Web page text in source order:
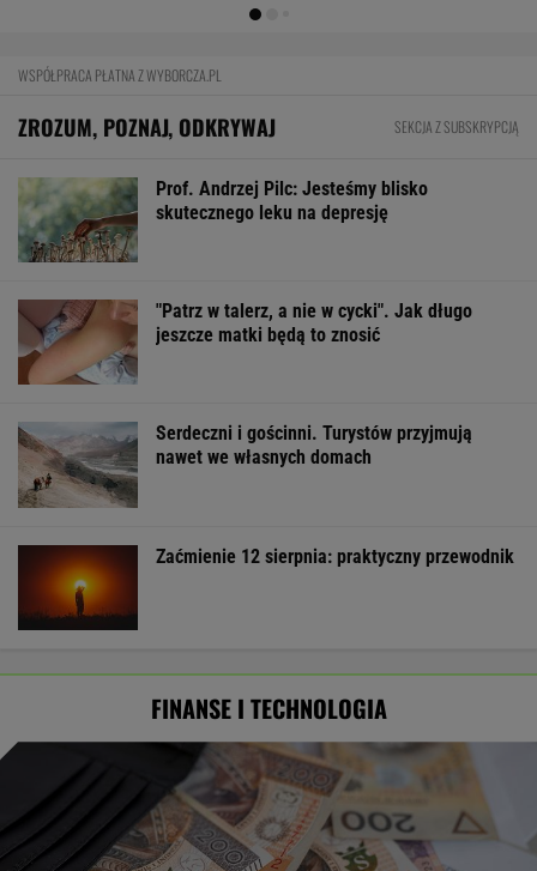
WSPÓŁPRACA PŁATNA Z WYBORCZA.PL
ZROZUM, POZNAJ, ODKRYWAJ SEKCJA Z SUBSKRYPCJĄ
Prof. Andrzej Pilc: Jesteśmy blisko
skutecznego leku na depresję
"Patrz w talerz, a nie w cycki". Jak długo
jeszcze matki będą to znosić
Serdeczni i gościnni. Turystów przyjmują
nawet we własnych domach
Zaćmienie 12 sierpnia: praktyczny przewodnik
FINANSE I TECHNOLOGIA